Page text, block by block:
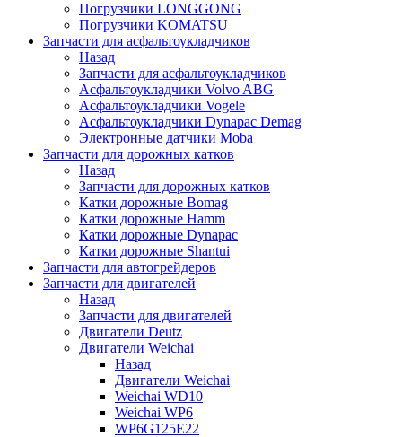
Погрузчики LONGGONG
Погрузчики KOMATSU
Запчасти для асфальтоукладчиков
Назад
Запчасти для асфальтоукладчиков
Асфальтоукладчики Volvo ABG
Асфальтоукладчики Vogele
Асфальтоукладчики Dynapac Demag
Электронные датчики Moba
Запчасти для дорожных катков
Назад
Запчасти для дорожных катков
Катки дорожные Bomag
Катки дорожные Hamm
Катки дорожные Dynapac
Катки дорожные Shantui
Запчасти для автогрейдеров
Запчасти для двигателей
Назад
Запчасти для двигателей
Двигатели Deutz
Двигатели Weichai
Назад
Двигатели Weichai
Weichai WD10
Weichai WP6
WP6G125E22